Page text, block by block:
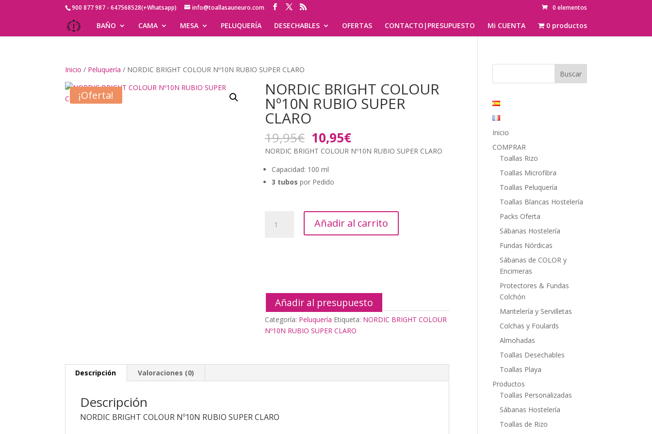
900 877 987 - 647568528(+Whatsapp) info@toallasauneuro.com 0 elementos
BAÑO CAMA MESA PELUQUERÍA DESECHABLES OFERTAS CONTACTO|PRESUPUESTO Mi CUENTA 0 productos
Inicio / Peluquería / NORDIC BRIGHT COLOUR Nº10N RUBIO SUPER CLARO
¡Oferta! NORDIC BRIGHT COLOUR
Nº10N RUBIO SUPER
CLARO
19,95€ El
precio
original
era:
19,95€.
10,95€El
precio
actual
NORDIC BRIGHT COLOUR Nº10N RUBIO SUPER CLARO
Capacidad: 100 ml
3 tubos por Pedido
BRIGHT
cantidad
Añadir al carrito
Añadir al presupuesto
Categoría: Peluquería Etiqueta: NORDIC BRIGHT COLOUR
Nº10N RUBIO SUPER CLARO
Descripción Valoraciones (0)
Descripción
NORDIC BRIGHT COLOUR Nº10N RUBIO SUPER CLARO
Inicio
COMPRAR
Toallas Rizo
Toallas Microfibra
Toallas Peluquería
Toallas Blancas Hostelería
Packs Oferta
Sábanas Hostelería
Fundas Nórdicas
Sábanas de COLOR y
Encimeras
Protectores & Fundas
Colchón
Mantelería y Servilletas
Colchas y Foulards
Almohadas
Toallas Desechables
Toallas Playa
Productos
Toallas Personalizadas
Sábanas Hostelería
Toallas de Rizo